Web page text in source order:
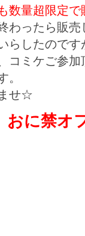
数量超限定で
わったら販売
らしたのです
コミケご参
。
せ☆
おに禁オ